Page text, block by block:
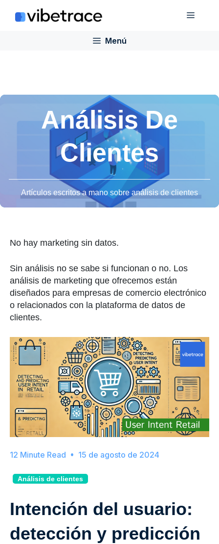
Menú
Menú
Análisis De
Clientes
Artículos escritos a mano sobre análisis de clientes
No hay marketing sin datos.
Sin análisis no se sabe si funcionan o no. Los
análisis de marketing que ofrecemos están
diseñados para empresas de comercio electrónico
o relacionados con la plataforma de datos de
clientes.
15 de agosto de 2024
Análisis de clientes
Intención del usuario:
detección y predicción